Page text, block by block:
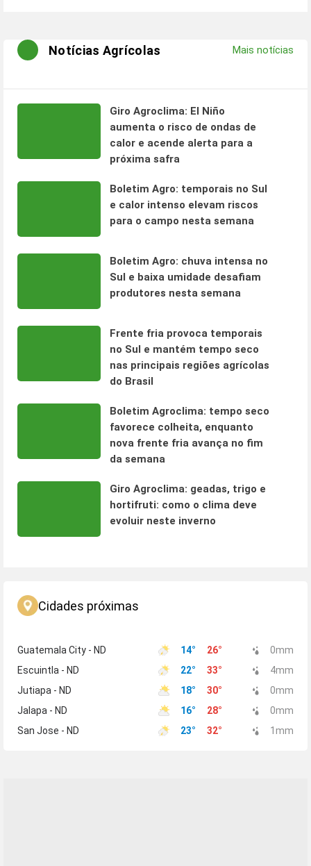
Notícias Agrícolas Mais notícias
Giro Agroclima: El Niño
aumenta o risco de ondas de
calor e acende alerta para a
próxima safra
Boletim Agro: temporais no Sul
e calor intenso elevam riscos
para o campo nesta semana
Boletim Agro: chuva intensa no
Sul e baixa umidade desafiam
produtores nesta semana
Frente fria provoca temporais
no Sul e mantém tempo seco
nas principais regiões agrícolas
do Brasil
Boletim Agroclima: tempo seco
favorece colheita, enquanto
nova frente fria avança no fim
da semana
Giro Agroclima: geadas, trigo e
hortifruti: como o clima deve
evoluir neste inverno
Cidades próximas
Guatemala City - ND 14° 26° 0mm
Escuintla - ND
22° 33° 4mm
Jutiapa - ND
18° 30° 0mm
Jalapa - ND
16° 28° 0mm
San Jose - ND
23° 32° 1 mm